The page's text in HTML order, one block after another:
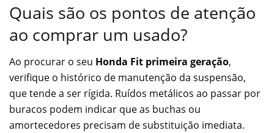
Quais são os pontos de atenção
ao comprar um usado?
Ao procurar o seu Honda Fit primeira geração,
verifique o histórico de manutenção da suspensão,
que tende a ser rígida. Ruídos metálicos ao passar por
buracos podem indicar que as buchas ou
amortecedores precisam de substituição imediata.